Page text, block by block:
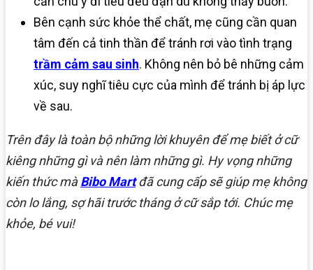
Bên cạnh sức khỏe thể chất, mẹ cũng cần quan
tâm đến cả tinh thần để tránh rơi vào tình trạng
trầm cảm sau sinh. Không nên bỏ bê những cảm
xúc, suy nghĩ tiêu cực của mình để tránh bị áp lực
về sau.
Trên đây là toàn bộ những lời khuyên để mẹ biết ở cữ
kiêng những gì và nên làm những gì. Hy vọng những
kiến thức màBibo Martđã cung cấp sẽ giúp mẹ không
còn lo lắng, sợ hãi trước tháng ở cữ sắp tới. Chúc mẹ
khỏe, bé vui!